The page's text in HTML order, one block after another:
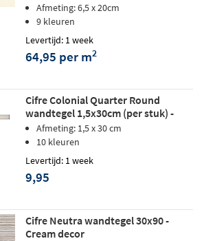
Afmeting: 6,5 x 20cm
9 kleuren
Levertijd: 1 week
64,95 per m2
Cifre Colonial Quarter Round
wandtegel 1,5x30cm (per stuk) -
Ivory mat
Afmeting: 1,5 x 30 cm
10 kleuren
Levertijd: 1 week
9,95
Cifre Neutra wandtegel 30x90 -
Cream decor